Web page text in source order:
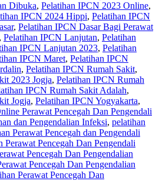
Dibuka, Pelatihan IPCN 2023 Online,
IPCN 2024 Hippi, Pelatihan IPCN
, Pelatihan IPCN Dasar Bagi Perawat
, Pelatihan IPCN Lanjutan, Pelatihan
IPCN Lanjutan 2023, Pelatihan
IPCN Maret, Pelatihan IPCN
, Pelatihan IPCN Rumah Sakit,
2023 Jogja, Pelatihan IPCN Rumah
IPCN Rumah Sakit Adalah,
Jogja, Pelatihan IPCN Yogyakarta,
Perawat Pencegah Dan Pengendali
dan Pengendalian Infeksi, pelatihan
Perawat Pencegah dan Pengendali
Perawat Pencegah Dan Pengendali
Pencegah Dan Pengendalian
Pencegah Dan Pengendalian
Perawat Pencegah Dan